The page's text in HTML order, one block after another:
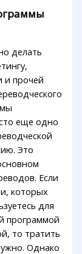
делать
и прочей
еще одно
Это
Если
которых
для
программой
то тратить
Однако